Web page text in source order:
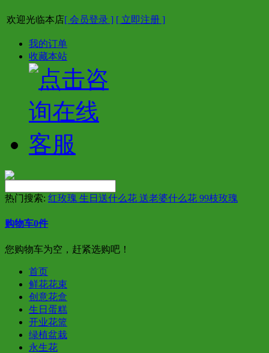
欢迎光临本店[ 会员登录 ] [ 立即注册 ]
我的订单
收藏本站
热门搜索: 红玫瑰 生日送什么花 送老婆什么花 99枝玫瑰
购物车0件
您购物车为空，赶紧选购吧！
首页
鲜花花束
创意花盒
生日蛋糕
开业花篮
绿植盆栽
永生花